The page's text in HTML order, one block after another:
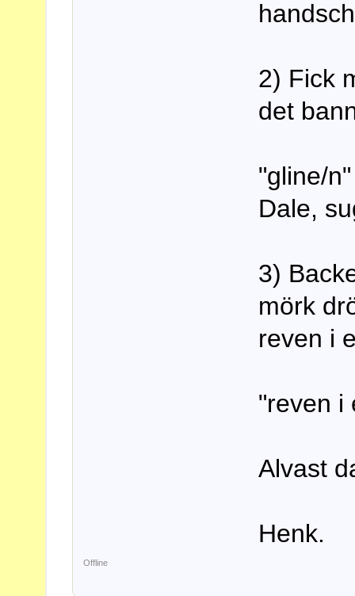
2) Fick
det
"gline/
Dale,
3)
mörk
reven i
"reven i
Alvast
Henk.
Offline